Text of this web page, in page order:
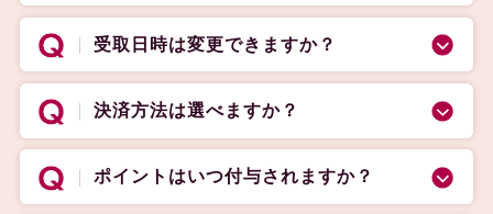
受取日時は変更できますか？
決済方法は選べますか？
ポイントはいつ付与されますか？